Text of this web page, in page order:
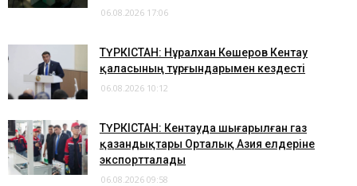
06.08.2026 17:06
ТҮРКІСТАН: Нұралхан Көшеров Кентау
қаласының тұрғындарымен кездесті
06.08.2026 10:12
ТҮРКІСТАН: Кентауда шығарылған газ
қазандықтары Орталық Азия елдеріне
экспортталады
06.08.2026 09:58